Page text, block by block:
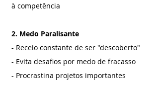
à competência
2. Medo Paralisante
- Receio constante de ser "descoberto"
- Evita desafios por medo de fracasso
- Procrastina projetos importantes